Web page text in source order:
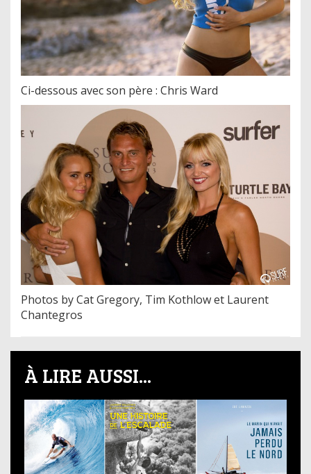
Ci-dessous avec son père : Chris Ward
Photos by Cat Gregory, Tim Kothlow et Laurent
Chantegros
À LIRE AUSSI...